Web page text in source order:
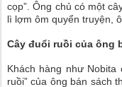
cọp”. Ông chủ có một
lì lợm ôm quyển truyện,
Cây đuổi ruồi của ông
Khách hàng như
ruồi” của ông bán sách